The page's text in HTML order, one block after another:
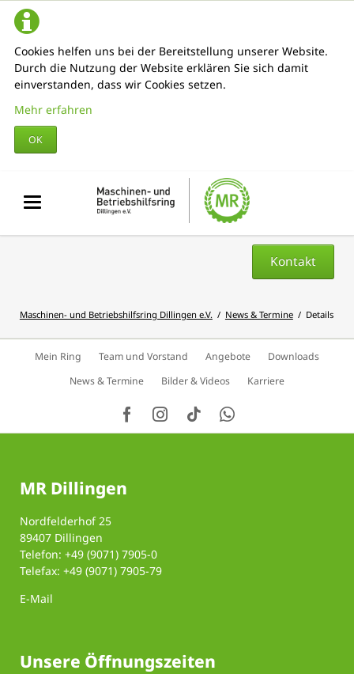
Cookies helfen uns bei der Bereitstellung unserer Website.
Durch die Nutzung der Website erklären Sie sich damit
einverstanden, dass wir Cookies setzen.
Mehr erfahren
OK
Kontakt
Maschinen- und Betriebshilfsring Dillingen e.V. News & Termine Details
Navigation
überspringen
Mein Ring Team und Vorstand Angebote
Downloads
News & Termine
Bilder & Videos Karriere
MR Dillingen
Nordfelderhof 25
89407 Dillingen
Telefon: +49 (9071) 7905-0
Telefax: +49 (9071) 7905-79
E-Mail
Unsere Öffnungszeiten